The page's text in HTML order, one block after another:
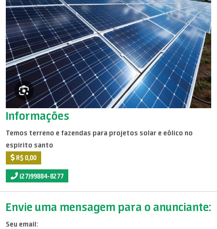
Informações
Temos terreno e fazendas para projetos solar e eólico no
espirito santo
R$ 0,00
(27)99884-8277
Envie uma mensagem para o anunciante:
Seu email: